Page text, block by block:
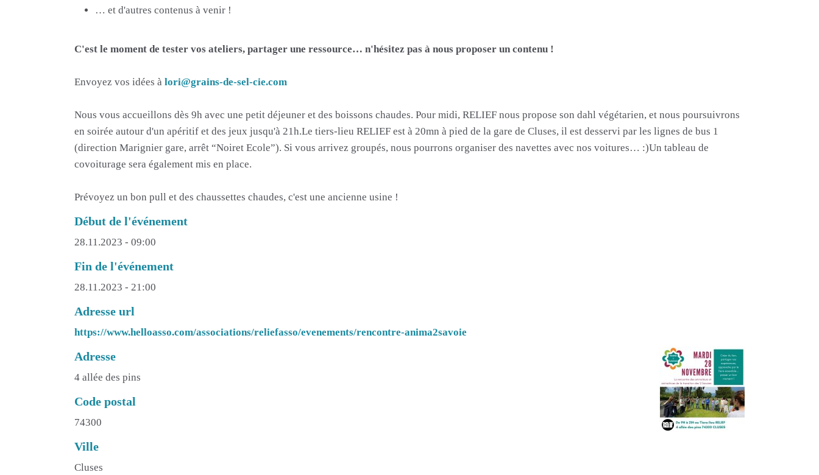
… et d'autres contenus à venir !
C'est le moment de tester vos ateliers, partager une ressource… n'hésitez pas à nous proposer un contenu !
Envoyez vos idées à lori@grains-de-sel-cie.com
Nous vous accueillons dès 9h avec une petit déjeuner et des boissons chaudes. Pour midi, RELIEF nous propose son dahl végétarien, et nous poursuivrons
en soirée autour d'un apéritif et des jeux jusqu'à 21h.Le tiers-lieu RELIEF est à 20mn à pied de la gare de Cluses, il est desservi par les lignes de bus 1
(direction Marignier gare, arrêt “Noiret Ecole”). Si vous arrivez groupés, nous pourrons organiser des navettes avec nos voitures… :)Un tableau de
covoiturage sera également mis en place.
Prévoyez un bon pull et des chaussettes chaudes, c'est une ancienne usine !
Début de l'événement
28.11.2023 - 09:00
Fin de l'événement
28.11.2023 - 21:00
Adresse url
https://www.helloasso.com/associations/reliefasso/evenements/rencontre-anima2savoie
Adresse
4 allée des pins
Code postal
74300
Ville
Cluses